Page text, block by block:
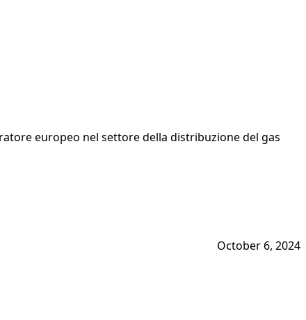
europeo nel settore della distribuzione del gas
October 6, 2024